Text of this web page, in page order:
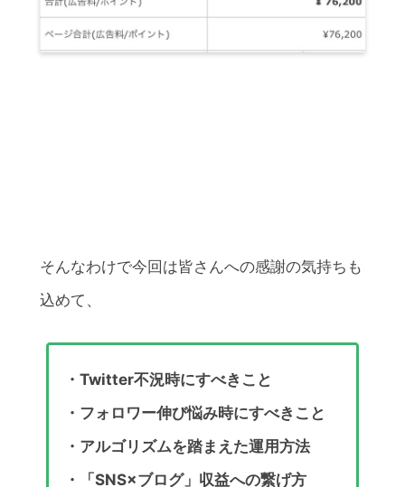
そんなわけで今回は皆さんへの感謝の気持ちも
込めて、
・Twitter不況時にすべきこと
・フォロワー伸び悩み時にすべきこと
・アルゴリズムを踏まえた運用方法
・「SNS×ブログ」収益への繋げ方